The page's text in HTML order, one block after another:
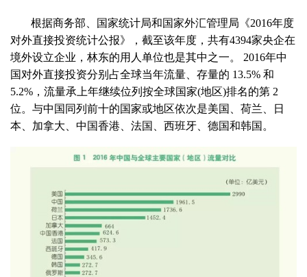
根据商务部、国家统计局和国家外汇管理局《2016年度
对外直接投资统计公报》，截至该年度，共有4394家央企在
境外设立企业，林东的用人单位也是其中之一。 2016年中
国对外直接投资分别占全球当年流量、存量的 13.5% 和
5.2%，流量承上年继续位列按全球国家(地区)排名的第 2
位。与中国同列前十的国家或地区依次是美国、荷兰、日
本、加拿大、中国香港、法国、西班牙、德国和韩国。